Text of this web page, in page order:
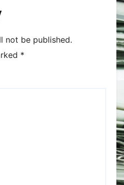
not be published.
*